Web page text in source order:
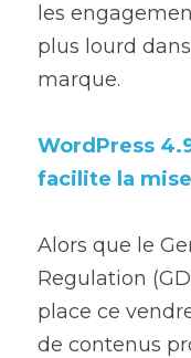
les
plus lourd
marque.
WordPress
facilite la
Alors que le
Regulation
place ce
de contenus